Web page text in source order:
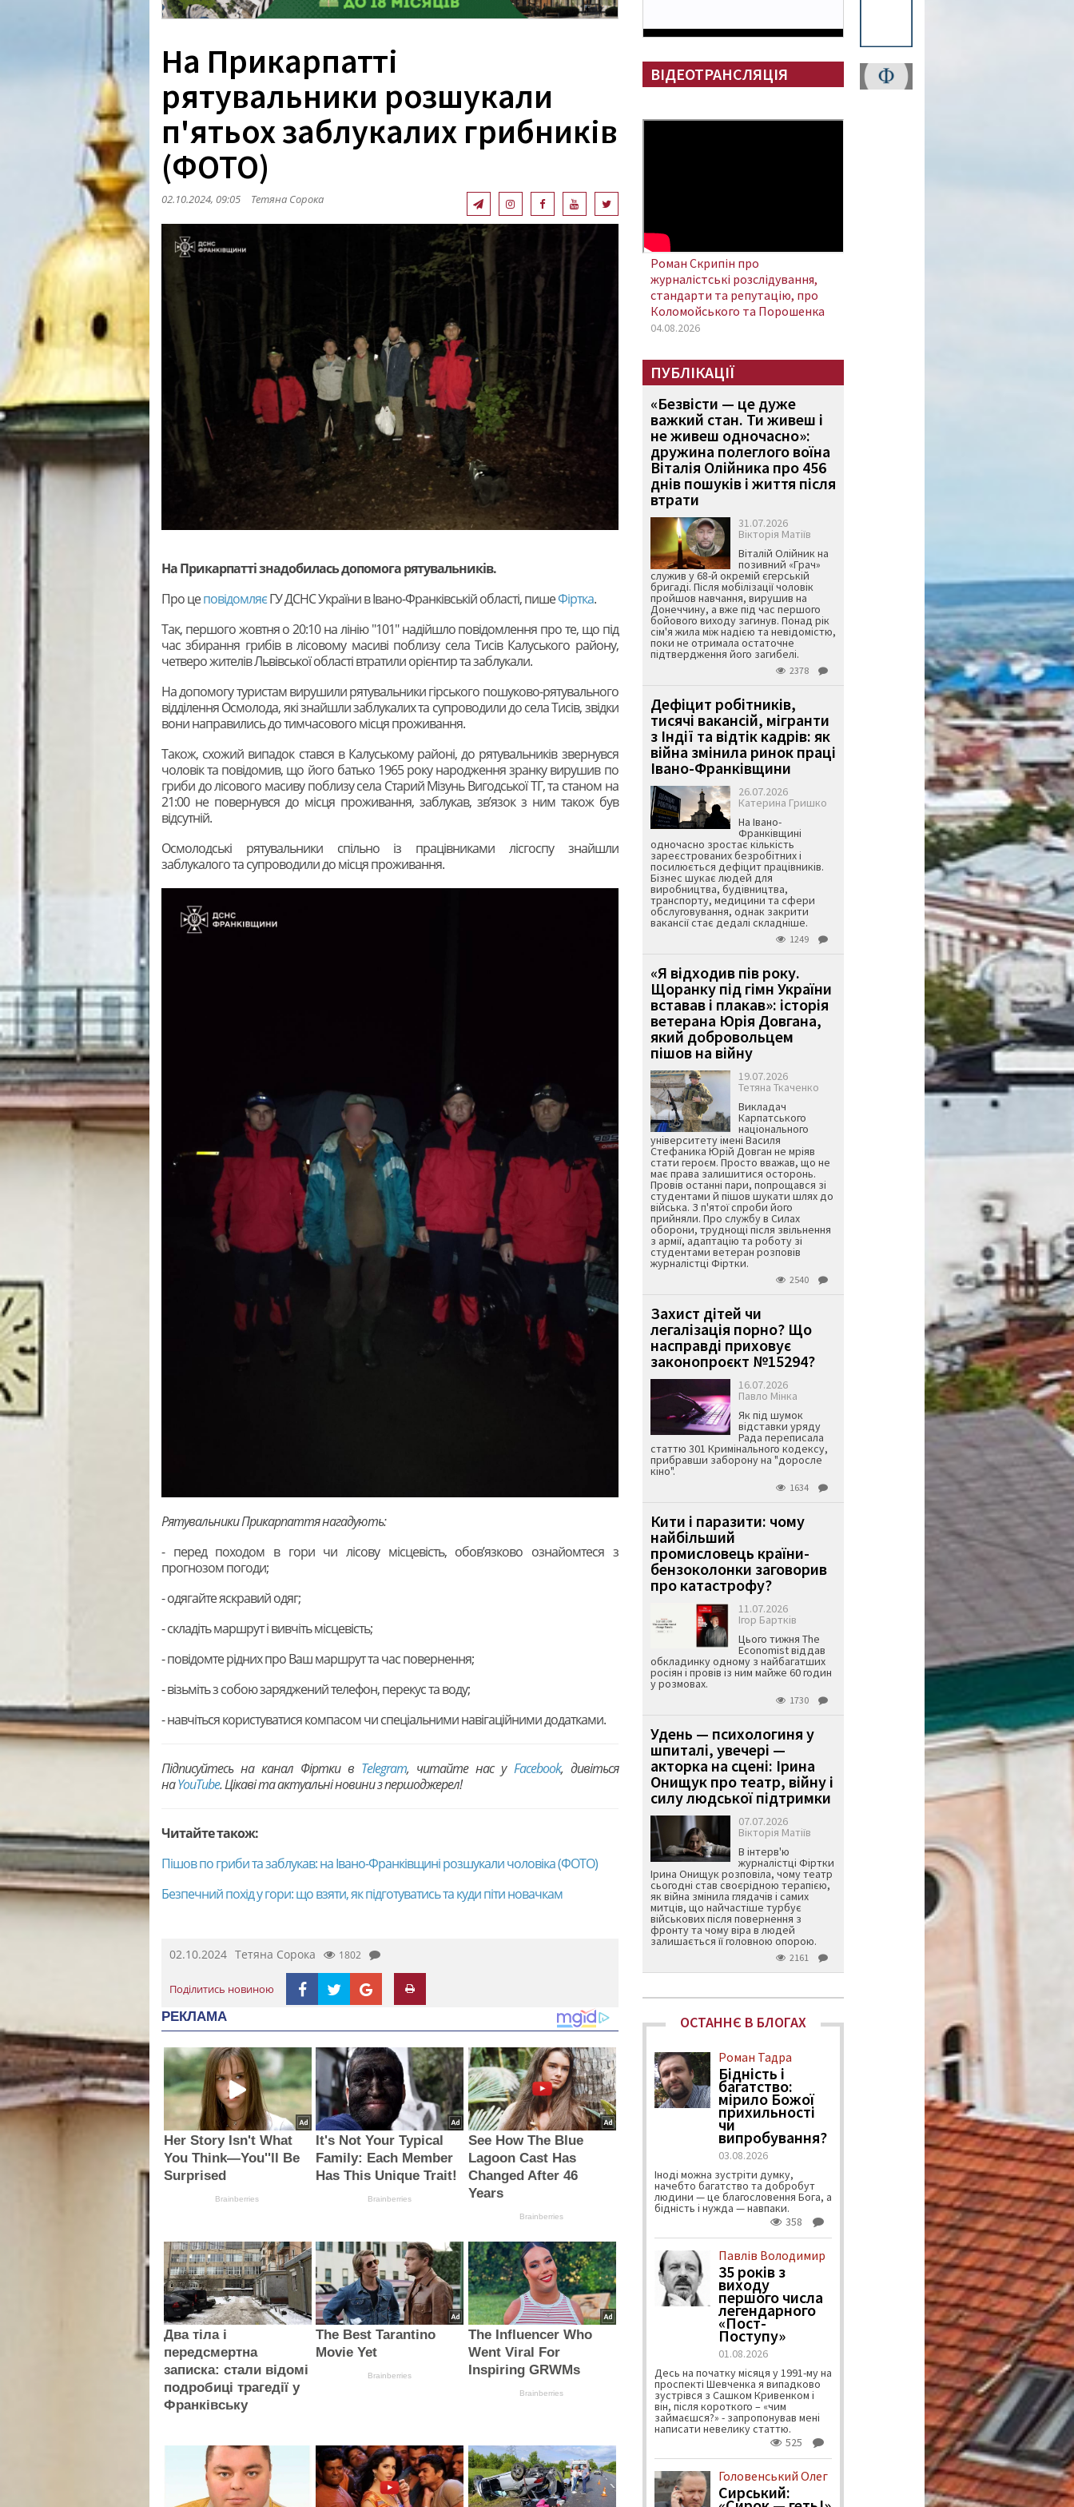
На Прикарпатті
рятувальники розшукали
п'ятьох заблукалих грибників
(ФОТО)
02.10.2024, 09:05 Тетяна Сорока
На Прикарпатті знадобилась допомога рятувальників.
Про цеповідомляєГУ ДСНС України в Івано-Франківській області, пишеФіртка.
Так, першого жовтня о 20:10 на лінію "101" надійшло повідомлення про те, що під
час збирання грибів в лісовому масиві поблизу села Тисів Калуського району,
четверо жителів Львівської області втратили орієнтир та заблукали.
На допомогу туристам вирушили рятувальники гірського пошуково-рятувального
відділення Осмолода, які знайшли заблукалих та супроводили до села Тисів, звідки
вони направились до тимчасового місця проживання.
Також, схожий випадок стався в Калуському районі, до рятувальників звернувся
чоловік та повідомив, що його батько 1965 року народження зранку вирушив по
гриби до лісового масиву поблизу села Старий Мізунь Вигодської ТГ, та станом на
21:00 не повернувся до місця проживання, заблукав, зв’язок з ним також був
відсутній.
Осмолодські рятувальники спільно із працівниками лісгоспу знайшли
заблукалого та супроводили до місця проживання.
Рятувальники Прикарпаття нагадують:
- перед походом в гори чи лісову місцевість, обов’язково ознайомтеся з
прогнозом погоди;
- одягайте яскравий одяг;
- складіть маршрут і вивчіть місцевість;
- повідомте рідних про Ваш маршрут та час повернення;
- візьміть з собою заряджений телефон, перекус та воду;
- навчіться користуватися компасом чи спеціальними навігаційними додатками.
Підписуйтесь на канал Фіртки в Telegram, читайте нас у Facebook, дивіться
наYouTubе. Цікаві та актуальні новини з першоджерел!
Читайте також:
Пішов по гриби та заблукав: на Івано-Франківщині розшукали чоловіка (ФОТО)
Безпечний похід у гори: що взяти, як підготуватись та куди піти новачкам
02.10.2024 Тетяна Сорока 1802
Поділитись новиною
РЕКЛАМА
Her Story Isn't What
You Think—You''ll Be
Surprised
Brainberries
It's Not Your Typical
Family: Each Member
Has This Unique Trait!
Brainberries
See How The Blue
Lagoon Cast Has
Changed After 46
Years
Brainberries
Два тіла і
передсмертна
записка: стали відомі
подробиці трагедії у
Франківську
The Best Tarantino
Movie Yet
Brainberries
The Influencer Who
Went Viral For
Inspiring GRWMs
Brainberries
ВІДЕОТРАНСЛЯЦІЯ
Роман Скрипін про
журналістські розслідування,
стандарти та репутацію, про
Коломойського та Порошенка
04.08.2026
ПУБЛІКАЦІЇ
«Безвісти — це дуже
важкий стан. Ти живеш і
не живеш одночасно»:
дружина полеглого воїна
Віталія Олійника про 456
днів пошуків і життя після
втрати
31.07.2026
Вікторія Матіїв
Віталій Олійник на
позивний «Грач»
служив у 68-й окремій єгерській
бригаді. Після мобілізації чоловік
пройшов навчання, вирушив на
Донеччину, а вже під час першого
бойового виходу загинув. Понад рік
сім'я жила між надією та невідомістю,
поки не отримала остаточне
підтвердження його загибелі.
2378
Дефіцит робітників,
тисячі вакансій, мігранти
з Індії та відтік кадрів: як
війна змінила ринок праці
Івано-Франківщини
26.07.2026
Катерина Гришко
На Івано-
Франківщині
одночасно зростає кількість
зареєстрованих безробітних і
посилюється дефіцит працівників.
Бізнес шукає людей для
виробництва, будівництва,
транспорту, медицини та сфери
обслуговування, однак закрити
вакансії стає дедалі складніше.
1249
«Я відходив пів року.
Щоранку під гімн України
вставав і плакав»: історія
ветерана Юрія Довгана,
який добровольцем
пішов на війну
19.07.2026
Тетяна Ткаченко
Викладач
Карпатського
національного
університету імені Василя
Стефаника Юрій Довган не мріяв
стати героєм. Просто вважав, що не
має права залишитися осторонь.
Провів останні пари, попрощався зі
студентами й пішов шукати шлях до
війська. З п'ятої спроби його
прийняли. Про службу в Силах
оборони, труднощі після звільнення
з армії, адаптацію та роботу зі
студентами ветеран розповів
журналістці Фіртки.
2540
Захист дітей чи
легалізація порно? Що
насправді приховує
законопроєкт №15294?
16.07.2026
Павло Мінка
Як під шумок
відставки уряду
Рада переписала
статтю 301 Кримінального кодексу,
прибравши заборону на "доросле
кіно".
1634
Кити і паразити: чому
найбільший
промисловець країни-
бензоколонки заговорив
про катастрофу?
11.07.2026
Ігор Бартків
Цього тижня The
Economist віддав
обкладинку одному з найбагатших
росіян і провів із ним майже 60 годин
у розмовах.
1730
Удень — психологиня у
шпиталі, увечері —
акторка на сцені: Ірина
Онищук про театр, війну і
силу людської підтримки
07.07.2026
Вікторія Матіїв
В інтерв'ю
журналістці Фіртки
Ірина Онищук розповіла, чому театр
сьогодні став своєрідною терапією,
як війна змінила глядачів і самих
митців, що найчастіше турбує
військових після повернення з
фронту та чому віра в людей
залишається її головною опорою.
2161
ОСТАННЄ В БЛОГАХ
Роман Тадра
Бідність і
багатство:
мірило Божої
прихильності
чи
випробування?
03.08.2026
Іноді можна зустріти думку,
начебто багатство та добробут
людини — це благословення Бога, а
бідність і нужда — навпаки.
358
Павлів Володимир
35 років з
виходу
першого числа
легендарного
«Пост-
Поступу»
01.08.2026
Десь на початку місяця у 1991-му на
проспекті Шевченка я випадково
зустрівся з Сашком Кривенком і
він, після короткого – «чим
займаєшся?» - запропонував мені
написати невелику статтю.
525
Головенський Олег
Сирський: